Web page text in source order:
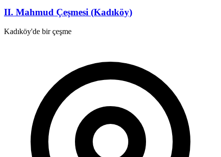
II. Mahmud Çeşmesi (Kadıköy)
Kadıköy'de bir çeşme